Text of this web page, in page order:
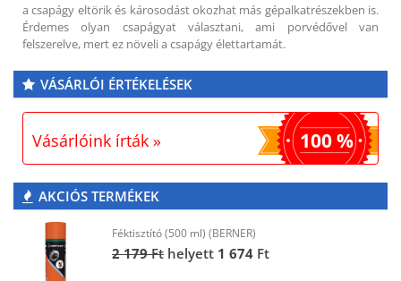
a csapágy eltörik és károsodást okozhat más gépalkatrészekben is.
Érdemes olyan csapágyat választani, ami porvédővel van
felszerelve, mert ez növeli a csapágy élettartamát.
VÁSÁRLÓI ÉRTÉKELÉSEK
Vásárlóink írták » 100 %
AKCIÓS TERMÉKEK
Féktisztító (500 ml) (BERNER)
2 179 Ft helyett 1 674 Ft